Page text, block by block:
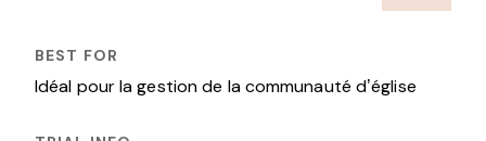
Idéal pour la gestion de la communauté d’église